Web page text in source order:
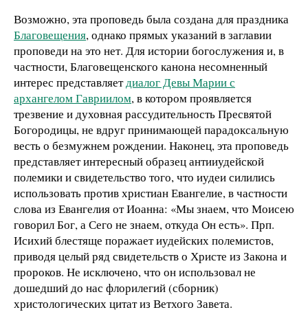
Возможно, эта проповедь была создана для праздника
Благовещения, однако прямых указаний в заглавии
проповеди на это нет. Для истории богослужения и, в
частности, Благовещенского канона несомненный
интерес представляетдиалог Девы Марии с
архангелом Гавриилом, в котором проявляется
трезвение и духовная рассудительность Пресвятой
Богородицы, не вдруг принимающей парадоксальную
весть о безмужнем рождении. Наконец, эта проповедь
представляет интересный образец антииудейской
полемики и свидетельство того, что иудеи силились
использовать против христиан Евангелие, в частности
слова из Евангелия от Иоанна: «Мы знаем, что Моисею
говорил Бог, а Сего не знаем, откуда Он есть». Прп.
Исихий блестяще поражает иудейских полемистов,
приводя целый ряд свидетельств о Христе из Закона и
пророков. Не исключено, что он использовал не
дошедший до нас флорилегий (сборник)
христологических цитат из Ветхого Завета.